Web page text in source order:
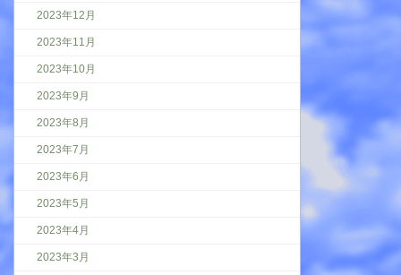
2023年12月
2023年11月
2023年10月
2023年9月
2023年8月
2023年7月
2023年6月
2023年5月
2023年4月
2023年3月